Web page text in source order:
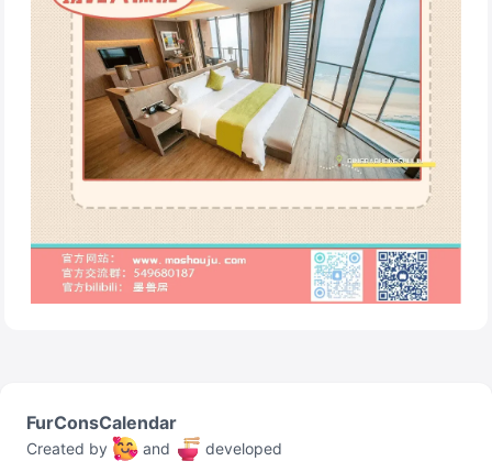
FurConsCalendar
Created by and developed